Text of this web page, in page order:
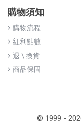
購物須知
購物流程
紅利點數
退 \ 換貨
商品保固
© 1999 -